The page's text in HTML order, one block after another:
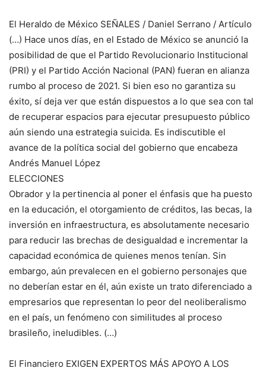
El Heraldo de México SEÑALES / Daniel Serrano / Artículo
(…) Hace unos días, en el Estado de México se anunció la
posibilidad de que el Partido Revolucionario Institucional
(PRI) y el Partido Acción Nacional (PAN) fueran en alianza
rumbo al proceso de 2021. Si bien eso no garantiza su
éxito, sí deja ver que están dispuestos a lo que sea con tal
de recuperar espacios para ejecutar presupuesto público
aún siendo una estrategia suicida. Es indiscutible el
avance de la política social del gobierno que encabeza
Andrés Manuel López
ELECCIONES
Obrador y la pertinencia al poner el énfasis que ha puesto
en la educación, el otorgamiento de créditos, las becas, la
inversión en infraestructura, es absolutamente necesario
para reducir las brechas de desigualdad e incrementar la
capacidad económica de quienes menos tenían. Sin
embargo, aún prevalecen en el gobierno personajes que
no deberían estar en él, aún existe un trato diferenciado a
empresarios que representan lo peor del neoliberalismo
en el país, un fenómeno con similitudes al proceso
brasileño, ineludibles. (…)
El Financiero EXIGEN EXPERTOS MÁS APOYO A LOS